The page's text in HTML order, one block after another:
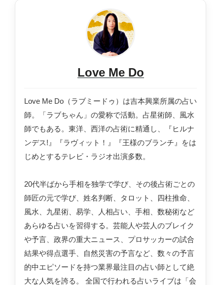
Love Me Do
Love Me Do（ラブミードゥ）は吉本興業所属の占い
師。「ラブちゃん」の愛称で活動。占星術師、風水
師でもある。東洋、西洋の占術に精通し、『ヒルナ
ンデス!』『ラヴィット！』『王様のブランチ』をは
じめとするテレビ・ラジオ出演多数。
20代半ばから手相を独学で学び、その後占術ごとの
師匠の元で学び、姓名判断、タロット、四柱推命、
風水、九星術、易学、人相占い、手相、数秘術など
あらゆる占いを習得する。芸能人や芸人のブレイク
や予言、政界の重大ニュース、プロサッカーの試合
結果や得点選手、自然災害の予言など、数々の予言
的中エピソードを持つ業界最注目の占い師として絶
大な人気を誇る。 全国で行われる占いライブは「会